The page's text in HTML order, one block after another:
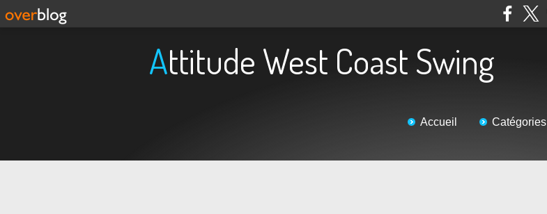
Attitude West Coast Swing
Accueil Catégories